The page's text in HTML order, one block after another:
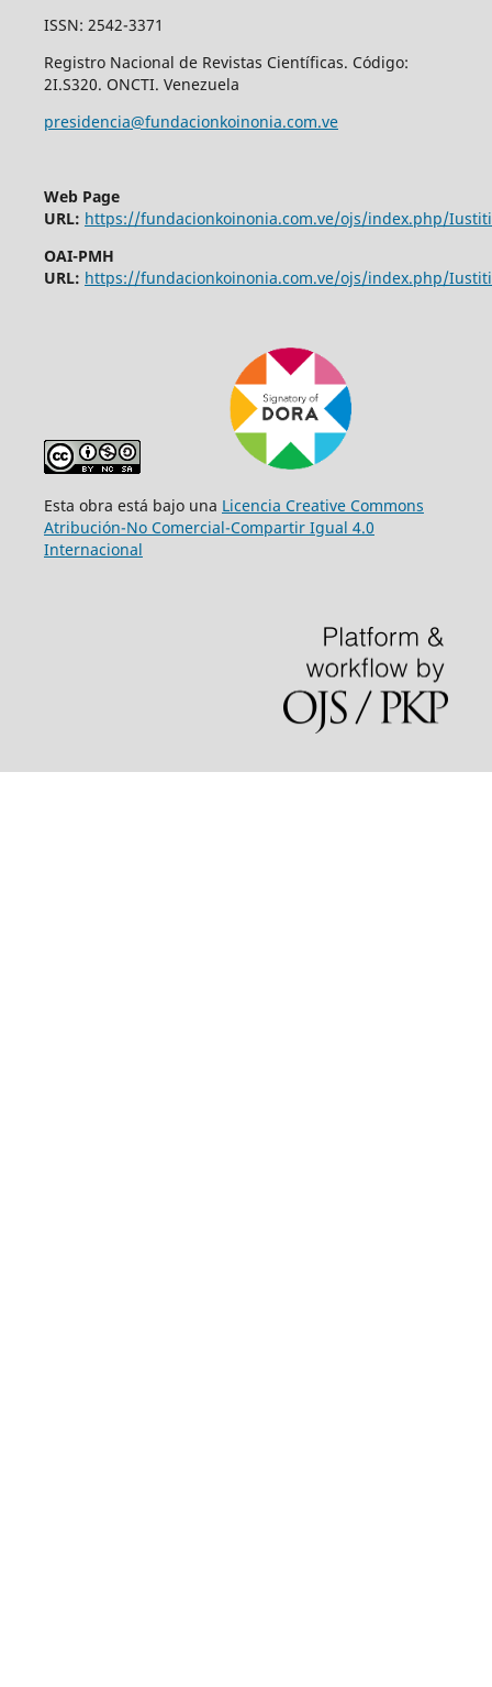
ISSN: 2542-3371
Registro Nacional de Revistas Científicas. Código:
2I.S320. ONCTI. Venezuela
presidencia@fundacionkoinonia.com.ve
Web Page
URL: https://fundacionkoinonia.com.ve/ojs/index.php/
OAI-PMH
URL: https://fundacionkoinonia.com.ve/ojs/index.php/
Esta obra está bajo una Licencia Creative Commons
Atribución-No Comercial-Compartir Igual 4.0
Internacional